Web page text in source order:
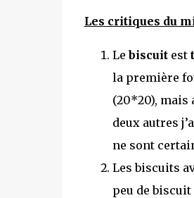
Les critiques du
Le biscuit est
la première
(20*20), mais
deux autres
ne sont
Les biscuits
peu de